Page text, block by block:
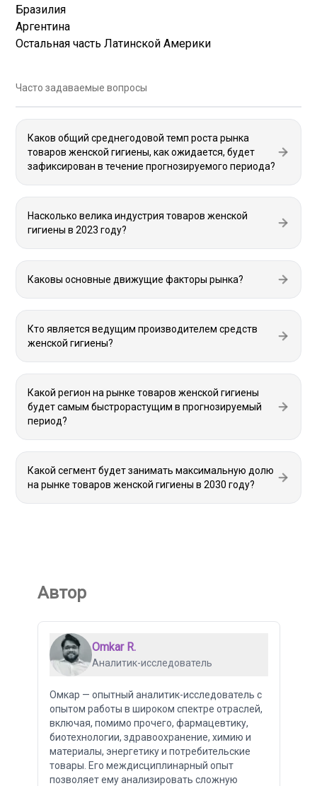
Бразилия
Аргентина
Остальная часть Латинской Америки
Часто задаваемые вопросы
Каков общий среднегодовой темп роста рынка
товаров женской гигиены, как ожидается, будет
зафиксирован в течение прогнозируемого периода?
Насколько велика индустрия товаров женской
гигиены в 2023 году?
Каковы основные движущие факторы рынка?
Кто является ведущим производителем средств
женской гигиены?
Какой регион на рынке товаров женской гигиены
будет самым быстрорастущим в прогнозируемый
период?
Какой сегмент будет занимать максимальную долю
на рынке товаров женской гигиены в 2030 году?
Автор
Omkar R.
Аналитик-исследователь
Омкар — опытный аналитик-исследователь с
опытом работы в широком спектре отраслей,
включая, помимо прочего, фармацевтику,
биотехнологии, здравоохранение, химию и
материалы, энергетику и потребительские
товары. Его междисциплинарный опыт
позволяет ему анализировать сложную